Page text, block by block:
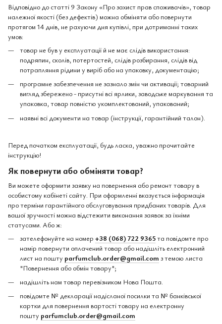
Відповідно до статті 9 Закону «Про захист прав споживачів», товар
належної якості (без дефектів) можна обміняти або повернути
протягом 14 днів, не рахуючи дня купівлі, при дотриманні таких
умов:
товар не був у експлуатації й не має слідів використання:
подряпин, сколів, потертостей, слідів розбирання, слідів від
потрапляння рідини у виріб або на упаковку, документацію;
програмне забезпечення не зазнало змін чи активації; товарний
вигляд збережено - присутні всі ярлики, заводське маркування та
упаковка, товар повністю укомплектований, упакований;
наявні всі документи на товар (інструкції, гарантійний талон).
Перед початком експлуатації, будь ласка, уважно прочитайте
інструкцію!
Як повернути або обміняти товар?
Ви можете оформити заявку на повернення або ремонт товару в
особистому кабінеті сайту. При оформленні вказується інформація
про терміни гарантійного обслуговування придбаних товарів. Для
вашої зручності можна відстежити виконання заявок за їхніми
статусами. Або ж:
зателефонуйте на номер +38 (068) 722 9365та повідомте про
намір повернути оплачений товар або надішліть електронний
лист на пошту parfumclub.order@gmail.com з темою листа
"Повернення або обмін товару";
надішліть нам товар перевізником Нова Пошта.
повідомте № декларації надісланої посилки та № банківської
картки для повернення вартості товару на електронну
пошту parfumclub.order@gmail.com